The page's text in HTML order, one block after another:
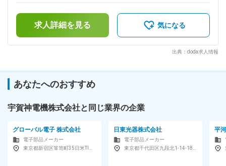
かりと教育を行いますので、ご安心ください！ ■当社につい
て： 当社は2027年に創業100年を迎える配電盤メーカーで
す。配電盤は日常生活ではあまり見かけない設備ですが、施設
内に電力を送り込むために必要不可欠な設備です。 当社の製
スーパーアリーナ、恵比寿ガーデンプレイス、クイーンズスク
設備というインフラ事業を長年展開してきたことで、社会に必
は、キュービクル式高圧受変電設備という“配電盤のスタンダ
ード”を生み出した業界内でも稀有な存在であることです。
認知が広がり、今ではキュービクル式が国内で主流の設備とな
っています。 変更の範囲：会社の定める業務
か月分を支給しました。賃金はあくまでも目安の金額であり、
選考を通じて上下する可能性があります。月給(月額)は固定手
求人詳細を見る 気になる
出典：doda求人情報
あなたへのおすすめ
宇賀神電機株式会社と同じ業界の企業
グローバル電子 株式会社
電子部品メーカー
日東光器株式会社
電子部品メーカー
平